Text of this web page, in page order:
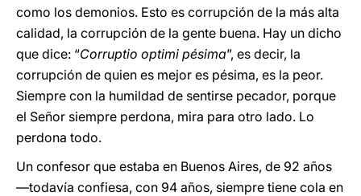
como los demonios. Esto es corrupción de la más alta
calidad, la corrupción de la gente buena. Hay un dicho
que dice: “Corruptio optimi pésima”, es decir, la
corrupción de quien es mejor es pésima, es la peor.
Siempre con la humildad de sentirse pecador, porque
el Señor siempre perdona, mira para otro lado. Lo
perdona todo.
Un confesor que estaba en Buenos Aires, de 92 años
—todavía confiesa, con 94 años, siempre tiene cola en